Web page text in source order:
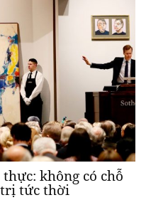
không có chỗ
tức thời